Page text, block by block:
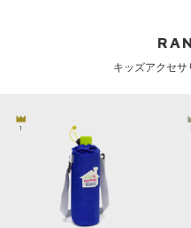
キッズアクセ
1